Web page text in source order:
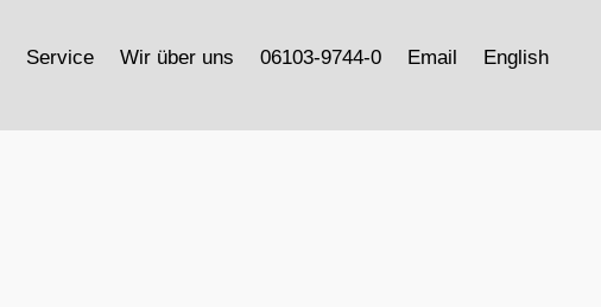
Service Wir über uns 06103-9744-0 Email English